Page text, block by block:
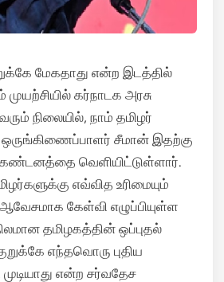
மேகதாது என்ற இடத்தில்
கர்நாடக அரசு
நிலையில், நாம் தமிழர்
சீமான் இதற்கு
வெளியிட்டுள்ளார்.
எவ்வித உரிமையும்
கேள்வி எழுப்பியுள்ள
தமிழகத்தின் ஒப்புதல்
எந்தவொரு புதிய
என்ற சர்வதேச